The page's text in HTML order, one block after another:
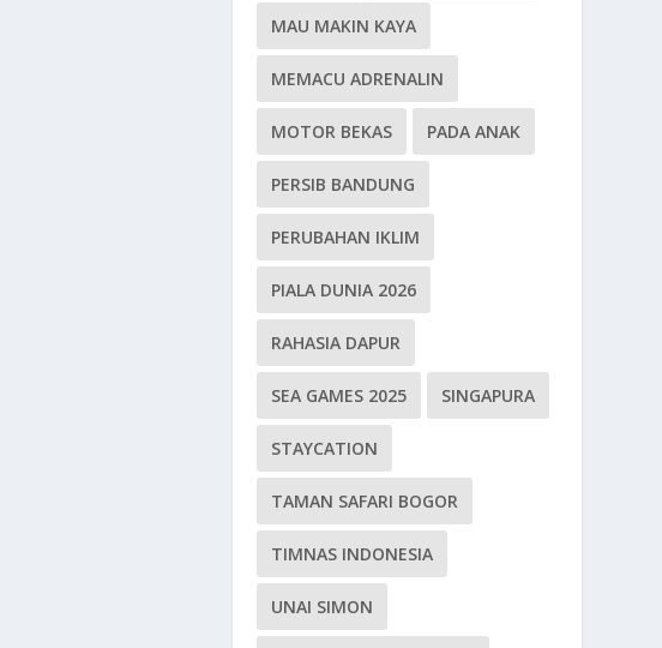
MAU MAKIN KAYA
MEMACU ADRENALIN
MOTOR BEKAS PADA ANAK
PERSIB BANDUNG
PERUBAHAN IKLIM
PIALA DUNIA 2026
RAHASIA DAPUR
SEA GAMES 2025 SINGAPURA
STAYCATION
TAMAN SAFARI BOGOR
TIMNAS INDONESIA
UNAI SIMON